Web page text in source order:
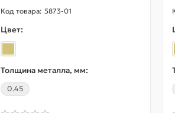
5873-01
Цвет:
Толщина металла, мм:
0.45